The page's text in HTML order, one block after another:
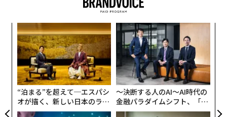
今年、「使い捨てプラスチックの使用・販売廃止」とい
う目標を達成した同社が次に掲げる目標は、2030年まで
に同社の温室効果ガス削減量が、排出量を上回ること
だ。プラントボールの発売は、その大きな目標を達成す
る上での一つの施策でもある。
「販売はスタートしたばかりではありますが、プラント
“泊まる”を超えて─エスパシ
オが描く、新しい日本のラグ
ジュアリー（中編）
〜決断する人のAI〜AI時代の
金融パラダイムシフト、「超
個別化」の核心 【MUFG×ウ